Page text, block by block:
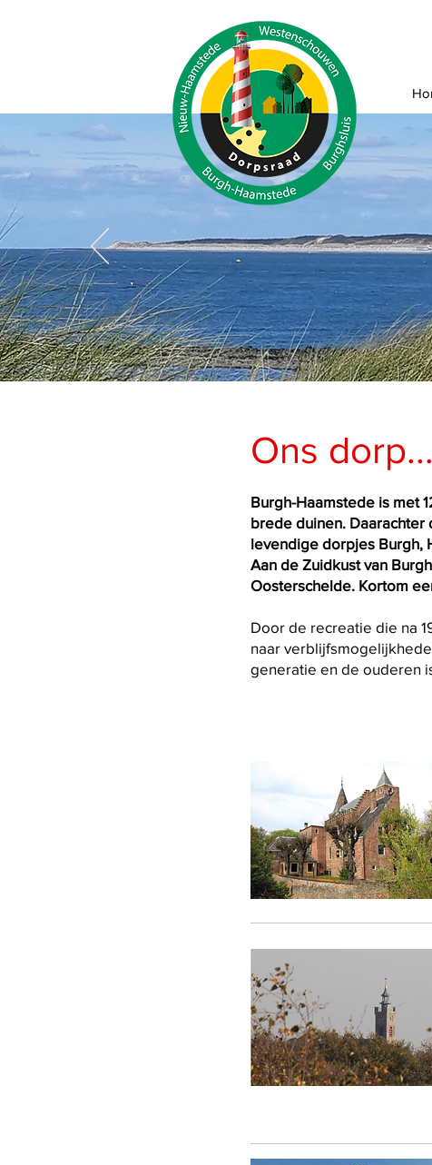
Ons
Burgh-Haamstede is met
brede duinen. Daarachter
levendige dorpjes Burgh,
Aan de Zuidkust van
Oosterschelde. Kortom
Door de recreatie die na
naar
generatie en de ouderen